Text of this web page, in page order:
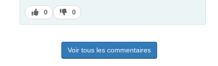
J’aime
0
J’aime
pas
0
Voir tous les commentaires